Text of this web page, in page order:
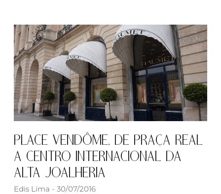
PLACE VENDÔME, DE PRAÇA REAL
A CENTRO INTERNACIONAL DA
ALTA JOALHERIA
Edis Lima 30/07/2016